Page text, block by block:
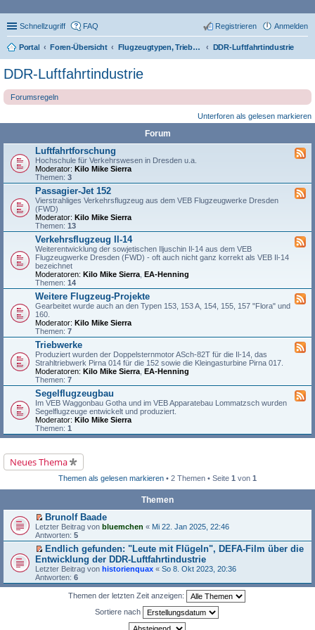
Schnellzugriff FAQ Anmelden
Registrieren
Portal Foren-Übersicht Flugzeugtypen, Triebwerke und Technik DDR-Luftfahrtindustrie
DDR-Luftfahrtindustrie
Forumsregeln
Unterforen als gelesen markieren
Forum
Luftfahrtforschung
Hochschule für Verkehrswesen in Dresden u.a.
Moderator: Kilo Mike Sierra
Themen: 3
Passagier-Jet 152
Vierstrahliges Verkehrsflugzeug aus dem VEB Flugzeugwerke Dresden
(FWD)
Moderator: Kilo Mike Sierra
Themen: 13
Verkehrsflugzeug Il-14
Weiterentwicklung der sowjetischen Iljuschin Il-14 aus dem VEB
Flugzeugwerke Dresden (FWD) - oft auch nicht ganz korrekt als VEB Il-14
bezeichnet
Moderatoren: Kilo Mike Sierra EA-Henning
Themen: 14
Weitere Flugzeug-Projekte
Gearbeitet wurde auch an den Typen 153, 153 A, 154, 155, 157 "Flora" und
160.
Moderator: Kilo Mike Sierra
Themen: 7
Triebwerke
Produziert wurden der Doppelsternmotor ASch-82T für die Il-14, das
Strahltriebwerk Pirna 014 für die 152 sowie die Kleingasturbine Pirna 017.
Moderatoren: Kilo Mike Sierra EA-Henning
Themen: 7
Segelflugzeugbau
Im VEB Waggonbau Gotha und im VEB Apparatebau Lommatzsch wurden
Segelflugzeuge entwickelt und produziert.
Moderator: Kilo Mike Sierra
Themen: 1
Neues Thema
Themen als gelesen markieren • 2 Themen • Seite 1 von 1
Themen
E
r
s
e
r
u
n
Brunolf Baade
Letzter Beitrag von bluemchen « Mi 22. Jan 2025, 22:46
Antworten: 5
E
r
s
t
e
Endlich gefunden: "Leute mit Flügeln", DEFA-Film über die
Entwicklung der DDR-Luftfahrtindustrie
Letzter Beitrag von historienquax « So 8. Okt 2023, 20:36
Antworten: 6
Themen der letzten Zeit anzeigen:
Sortiere nach